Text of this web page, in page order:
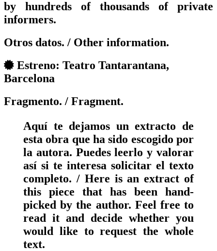
by hundreds of thousands of private
informers.
Otros datos. / Other information.
Estreno: Teatro Tantarantana,
Barcelona
Fragmento. / Fragment.
Aquí te dejamos un extracto de
esta obra que ha sido escogido por
la autora. Puedes leerlo y valorar
así si te interesa solicitar el texto
completo. / Here is an extract of
this piece that has been hand-
picked by the author. Feel free to
read it and decide whether you
would like to request the whole
text.